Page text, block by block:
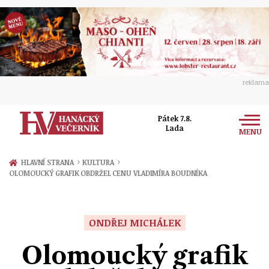
reklama
Pátek 7.8.
Lada
MENU
Zprávy
Přerov
Ekonomika
Ženy
Sport
HLAVNÍ STRANA › KULTURA ›
OLOMOUCKÝ GRAFIK OBDRŽEL CENU VLADIMÍRA BOUDNÍKA
ONDŘEJ MICHÁLEK
Olomoucký grafik